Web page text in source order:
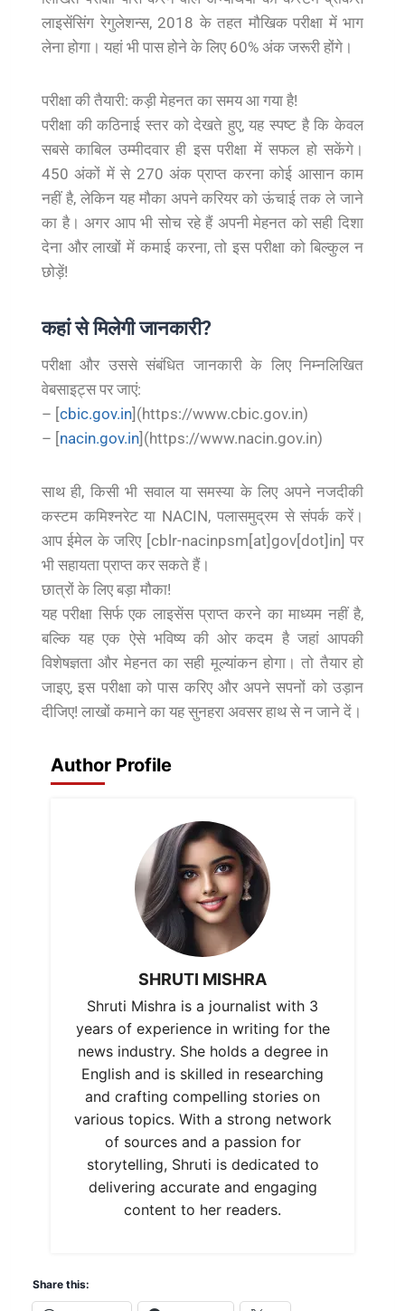
लाइसेंसिंग रेगुलेशन्स, 2018 के तहत मौखिक परीक्षा में भाग
लेना होगा। यहां भी पास होने के लिए 60% अंक जरूरी होंगे।
परीक्षा की तैयारी: कड़ी मेहनत का समय आ गया है!
परीक्षा की कठिनाई स्तर को देखते हुए, यह स्पष्ट है कि केवल
सबसे काबिल उम्मीदवार ही इस परीक्षा में सफल हो सकेंगे।
450 अंकों में से 270 अंक प्राप्त करना कोई आसान काम
नहीं है, लेकिन यह मौका अपने करियर को ऊंचाई तक ले जाने
का है। अगर आप भी सोच रहे हैं अपनी मेहनत को सही दिशा
देना और लाखों में कमाई करना, तो इस परीक्षा को बिल्कुल न
छोड़ें!
कहां से मिलेगी जानकारी?
परीक्षा और उससे संबंधित जानकारी के लिए निम्नलिखित
वेबसाइट्स पर जाएं:
– [cbic.gov.in](https://www.cbic.gov.in)
– [nacin.gov.in](https://www.nacin.gov.in)
साथ ही, किसी भी सवाल या समस्या के लिए अपने नजदीकी
कस्टम कमिश्नरेट या NACIN, पलासमुद्रम से संपर्क करें।
आप ईमेल के जरिए [cblr-nacinpsm[at]gov[dot]in] पर
भी सहायता प्राप्त कर सकते हैं।
छात्रों के लिए बड़ा मौका!
यह परीक्षा सिर्फ एक लाइसेंस प्राप्त करने का माध्यम नहीं है,
बल्कि यह एक ऐसे भविष्य की ओर कदम है जहां आपकी
विशेषज्ञता और मेहनत का सही मूल्यांकन होगा। तो तैयार हो
जाइए, इस परीक्षा को पास करिए और अपने सपनों को उड़ान
दीजिए! लाखों कमाने का यह सुनहरा अवसर हाथ से न जाने दें।
Author Profile
SHRUTI MISHRA
Shruti Mishra is a journalist with 3
years of experience in writing for the
news industry. She holds a degree in
English and is skilled in researching
and crafting compelling stories on
various topics. With a strong network
of sources and a passion for
storytelling, Shruti is dedicated to
delivering accurate and engaging
content to her readers.
Share this: